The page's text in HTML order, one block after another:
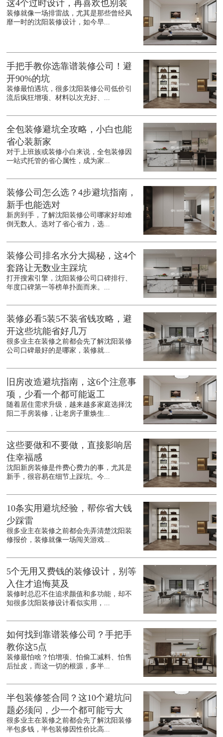
这4个过时设计，再喜欢也别装
装修就像一场排雷战，尤其是那些曾经风
靡一时的沈阳装修设计，如今早...
手把手教你选靠谱装修公司！避
开90%的坑
装修最怕遇坑，很多沈阳装修公司低价引
流后疯狂增项、材料以次充好、...
全包装修避坑全攻略，小白也能
省心装新家
对于上班族或装修小白来说，全包装修因
一站式托管的省心属性，成为家...
装修公司怎么选？4步避坑指南，
新手也能选对
新房到手，了解沈阳装修公司哪家好却难
倒无数人。选对了省心省力，选...
装修公司排名水分大揭秘，这4个
套路让无数业主踩坑
打开搜索引擎，沈阳装修公司口碑排行、
年度口碑第一等榜单扑面而来。...
装修必看5装5不装省钱攻略，避
开这些坑能省好几万
很多业主在装修之前都会先了解沈阳装修
公司口碑最好的是哪家，装修就...
旧房改造避坑指南，这6个注意事
项，少看一个都可能返工
随着居住需求升级，越来越多家庭选择沈
阳二手房装修，让老房子重焕生...
这些要做和不要做，直接影响居
住幸福感
沈阳新房装修是件费心费力的事，尤其是
新手，很容易在细节上踩坑。今...
10条实用避坑经验，帮你省大钱
少踩雷
很多业主在装修之前都会先弄清楚沈阳装
修报价，装修就像一场闯关游戏...
5个无用又费钱的装修设计，别等
入住才追悔莫及
装修时总忍不住追求颜值和多功能，却不
知很多沈阳装修设计看似实用，...
如何找到靠谱装修公司？手把手
教你这5点
装修最怕啥？怕增项、怕偷工减料、怕售
后扯皮，而这一切的根源，多半...
半包装修签合同？这10个避坑问
题必须问，少一个都可能亏大
很多业主在装修之前都会先了解沈阳装修
半包多钱，半包装修因性价比高...